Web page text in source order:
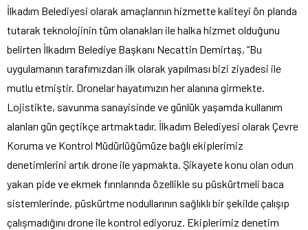
İlkadım Belediyesi olarak amaçlarının hizmette kaliteyi ön planda
tutarak teknolojinin tüm olanakları ile halka hizmet olduğunu
belirten İlkadım Belediye Başkanı Necattin Demirtaş, “Bu
uygulamanın tarafımızdan ilk olarak yapılması bizi ziyadesi ile
mutlu etmiştir. Dronelar hayatımızın her alanına girmekte.
Lojistikte, savunma sanayisinde ve günlük yaşamda kullanım
alanları gün geçtikçe artmaktadır. İlkadım Belediyesi olarak Çevre
Koruma ve Kontrol Müdürlüğümüze bağlı ekiplerimiz
denetimlerini artık drone ile yapmakta. Şikayete konu olan odun
yakan pide ve ekmek fırınlarında özellikle su püskürtmeli baca
sistemlerinde, püskürtme nodullarının sağlıklı bir şekilde çalışıp
çalışmadığını drone ile kontrol ediyoruz. Ekiplerimiz denetim